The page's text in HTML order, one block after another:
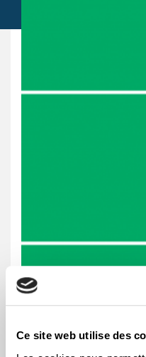
Ce site web utilise des